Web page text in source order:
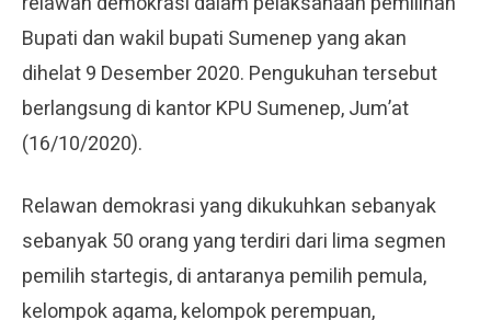
Bupati dan wakil bupati Sumenep yang akan
dihelat 9 Desember 2020. Pengukuhan tersebut
berlangsung di kantor KPU Sumenep, Jum’at
(16/10/2020).
Relawan demokrasi yang dikukuhkan sebanyak
sebanyak 50 orang yang terdiri dari lima segmen
pemilih startegis, di antaranya pemilih pemula,
kelompok agama, kelompok perempuan,